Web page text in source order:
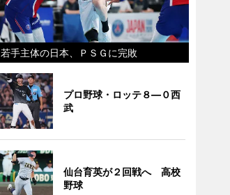
若手主体の日本、ＰＳＧに完敗
プロ野球・ロッテ８―０西
武
仙台育英が２回戦へ 高校
野球